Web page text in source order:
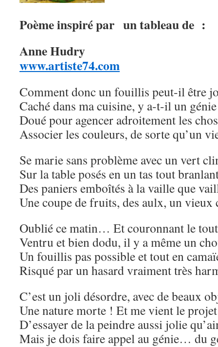
Poème inspiré par un tableau de :
Anne Hudry
www.artiste74.com
Comment donc un fouillis peut-il être
Caché dans ma cuisine, y a-t-il un génie
Doué pour agencer adroitement les
Associer les couleurs, de sorte qu’un
Se marie sans problème avec un vert
Sur la table posés en un tas tout
Des paniers emboîtés à la vaille que
Une coupe de fruits, des aulx, un vieux
Oublié ce matin… Et couronnant le
Ventru et bien dodu, il y a même un
Un fouillis pas possible et tout en
Risqué par un hasard vraiment très
C’est un joli désordre, avec de beaux
Une nature morte ! Et me vient le projet
D’essayer de la peindre aussi jolie
Mais je dois faire appel au génie… du